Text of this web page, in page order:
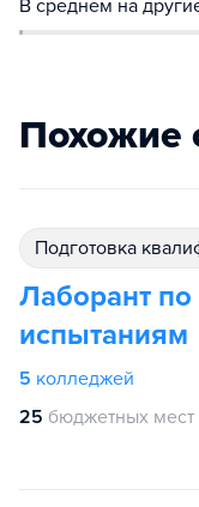
В среднем на
Похожие
подготовка
Лаборант
испытаниям
5 колледжей
25 бюджетных мест